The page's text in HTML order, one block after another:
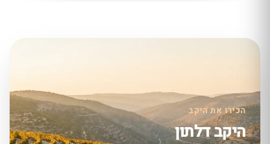
הכירו את היקב
היקב דלתון